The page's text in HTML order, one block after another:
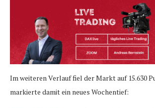
Im weiteren Verlauf fiel der Markt auf 15.630
markierte damit ein neues Wochentief: